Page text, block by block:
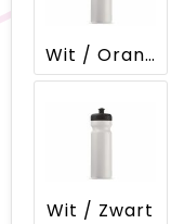
Wit / Oranje
Wit / Zwart